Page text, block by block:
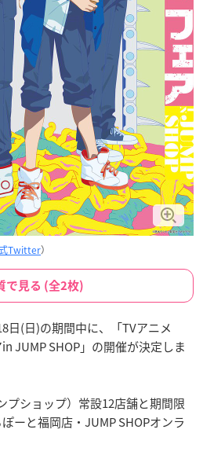
Twitter）
で見る (全2枚)
日(日)の期間中に、「TVアニメ
JUMP SHOP」の開催が決定しま
プショップ）常設12店舗と期間限
ーと福岡店・JUMP SHOPオンラ